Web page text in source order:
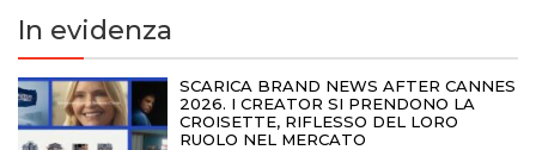
In evidenza
SCARICA BRAND NEWS AFTER CANNES
2026. I CREATOR SI PRENDONO LA
CROISETTE, RIFLESSO DEL LORO
RUOLO NEL MERCATO